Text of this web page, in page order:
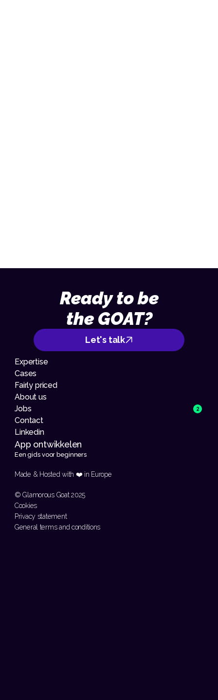
Ready to be
the GOAT?
Let's talk
Expertise
Cases
Fairly priced
About us
Jobs
2
Contact
Linkedin
Een gids voor beginners
Made & Hosted with ❤️ in Europe
© Glamorous Goat 2025
Cookies
Privacy statement
General terms and conditions